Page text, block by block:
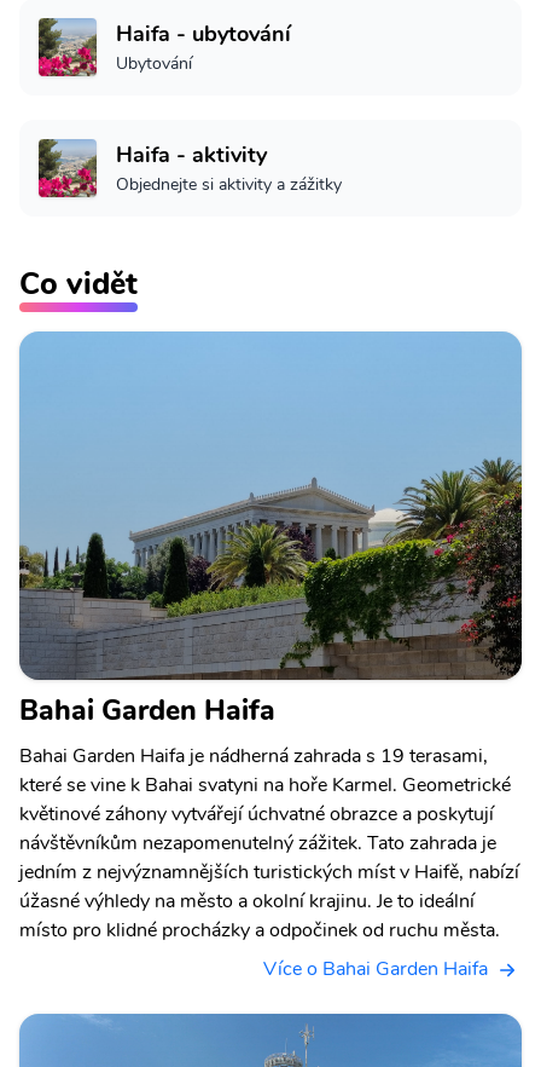
Haifa - ubytování
Ubytování
Haifa - aktivity
Objednejte si aktivity a zážitky
Co vidět
Bahai Garden Haifa
Bahai Garden Haifa je nádherná zahrada s 19 terasami,
které se vine k Bahai svatyni na hoře Karmel. Geometrické
květinové záhony vytvářejí úchvatné obrazce a poskytují
návštěvníkům nezapomenutelný zážitek. Tato zahrada je
jedním z nejvýznamnějších turistických míst v Haifě, nabízí
úžasné výhledy na město a okolní krajinu. Je to ideální
místo pro klidné procházky a odpočinek od ruchu města.
Více o Bahai Garden Haifa